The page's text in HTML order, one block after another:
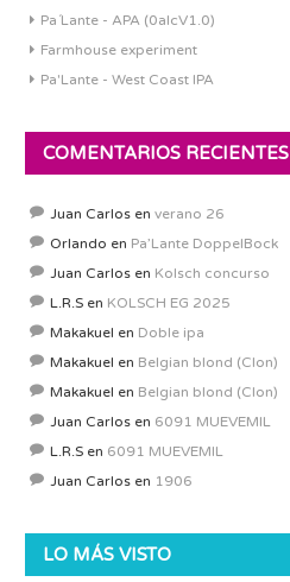
Pa´Lante - APA (0alcV1.0)
Farmhouse experiment
Pa'Lante - West Coast IPA
COMENTARIOS RECIENTES
Juan Carlos en verano 26
Orlando en Pa’Lante DoppelBock
Juan Carlos en Kolsch concurso
L.R.S en KOLSCH EG 2025
Makakuel en Doble ipa
Makakuel en Belgian blond (Clon)
Makakuel en Belgian blond (Clon)
Juan Carlos en 6091 MUEVEMIL
L.R.S en 6091 MUEVEMIL
Juan Carlos en 1906
LO MÁS VISTO